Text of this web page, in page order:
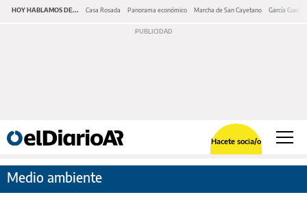
HOY HABLAMOS DE... Casa Rosada Panorama económico Marcha de San Cayetano García Cuerva
Hacete socia/o
Medio ambiente